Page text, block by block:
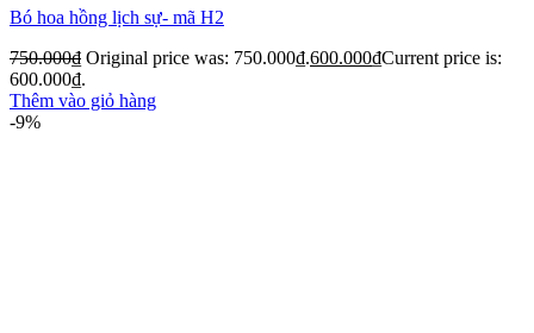
Bó hoa hồng lịch sự- mã H2
750.000₫ Original price was: 750.000₫.600.000₫Current price is:
600.000₫.
Thêm vào giỏ hàng
-9%